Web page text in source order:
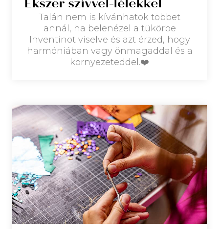
Talán nem is kívánhatok többet
annál, ha belenézel a tükörbe
Inventinot viselve és azt érzed, hogy
harmóniában vagy önmagaddal és a
környezeteddel.❤️